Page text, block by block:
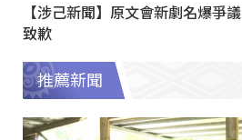
【涉己新聞】原文會新劇名爆爭
致歉
推薦新聞